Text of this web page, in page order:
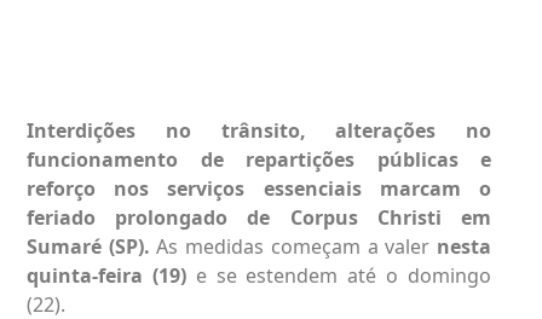
Interdições no trânsito, alterações no
funcionamento de repartições públicas e
reforço nos serviços essenciais marcam o
feriado prolongado de Corpus Christi em
Sumaré (SP). As medidas começam a valer nesta
quinta-feira (19)e se estendem até o domingo
(22).